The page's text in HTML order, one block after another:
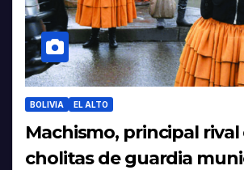
BOLIVIA EL ALTO
Machismo, principal rival
cholitas de guardia